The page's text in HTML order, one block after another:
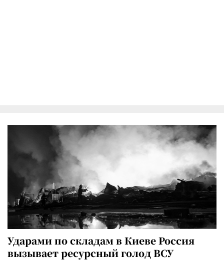
Ударами по складам в Киеве Россия
вызывает ресурсный голод ВСУ